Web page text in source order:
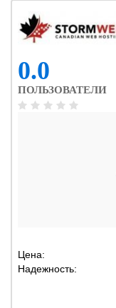
0.0
ПОЛЬЗОВАТЕЛИ
Цена:
Надежность: